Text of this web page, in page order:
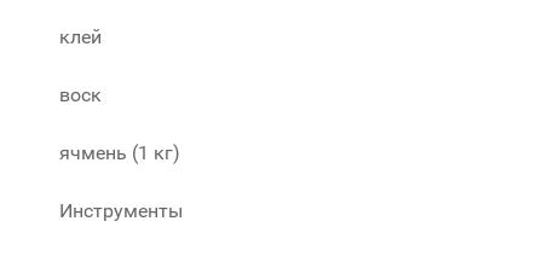
клей
воск
ячмень (1 кг)
Инструменты